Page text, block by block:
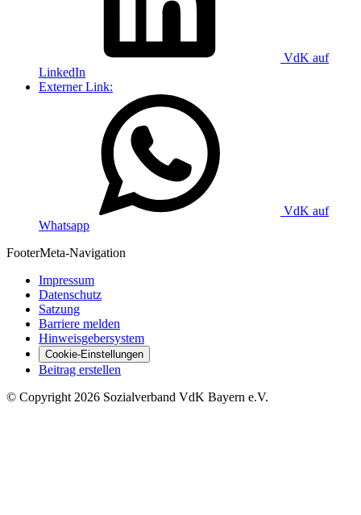
VdK auf
LinkedIn
Externer Link:
VdK auf
Whatsapp
FooterMeta-Navigation
Impressum
Datenschutz
Satzung
Barriere melden
Hinweisgebersystem
Cookie-Einstellungen
Beitrag erstellen
© Copyright 2026 Sozialverband VdK Bayern e.V.